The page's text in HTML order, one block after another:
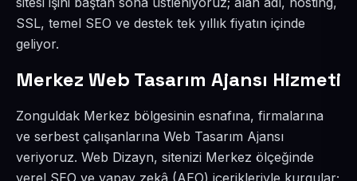
SSL, temel SEO ve destek tek yıllık fiyatın içinde
geliyor.
Merkez Web Tasarım Ajansı Hizmeti
Zonguldak Merkez bölgesinin esnafına, firmalarına
ve serbest çalışanlarına Web Tasarım Ajansı
veriyoruz. Web Dizayn, sitenizi Merkez ölçeğinde
yerel SEO ve yapay zekâ (AEO) içerikleriyle kurgular;